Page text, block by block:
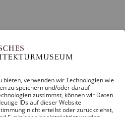
bieten, verwenden wir Technologien wie
zu speichern und/oder darauf
zustimmst, können wir Daten
IDs auf dieser Website
nicht erteilst oder zurückziehst,